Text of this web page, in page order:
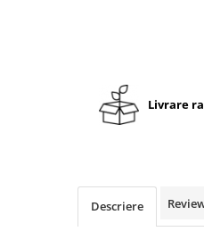
Livrare
Descriere